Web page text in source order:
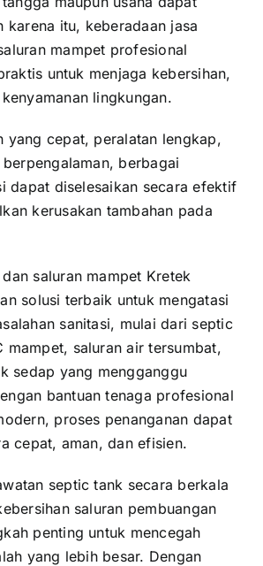
karena itu, keberadaan jasa
mampet profesional
untuk menjaga kebersihan,
lingkungan.
yang cepat, peralatan lengkap,
berbagai
dapat diselesaikan secara efektif
kerusakan tambahan pada
saluran mampet Kretek
solusi terbaik untuk mengatasi
sanitasi, mulai dari septic
mampet, saluran air tersumbat,
sedap yang mengganggu
bantuan tenaga profesional
proses penanganan dapat
cepat, aman, dan efisien.
septic tank secara berkala
saluran pembuangan
penting untuk mencegah
yang lebih besar. Dengan